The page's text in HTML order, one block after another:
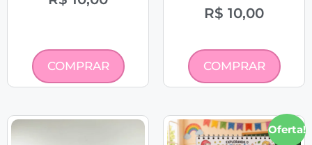
COMPRAR
R$ 10,00
COMPRAR
Oferta!